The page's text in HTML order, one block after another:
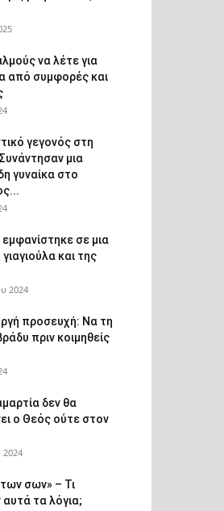
να λέτε για
από συμφορές και
γεγονός στη
μια
γυναίκα στο
σε μια
και της
2024
προσευχή: Να τη
πριν κοιμηθείς
δεν θα
ο Θεός ούτε στον
σων» – Τι
αυτά τα λόγια;